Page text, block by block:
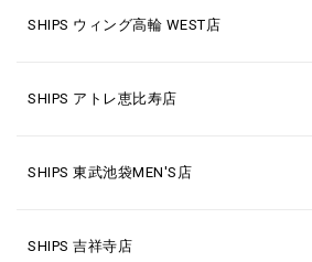
SHIPS ウィング高輪 WEST店
SHIPS アトレ恵比寿店
SHIPS 東武池袋MEN'S店
SHIPS 吉祥寺店